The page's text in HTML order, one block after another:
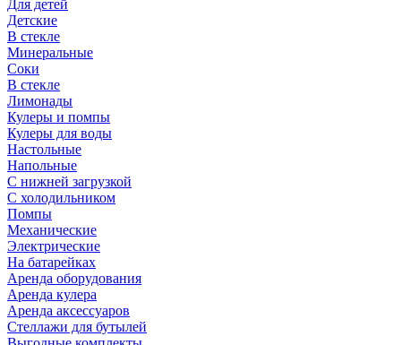
Для детей
Детские
В стекле
Минеральные
Соки
В стекле
Лимонады
Кулеры и помпы
Кулеры для воды
Настольные
Напольные
С нижней загрузкой
С холодильником
Помпы
Механические
Электрические
На батарейках
Аренда оборудования
Аренда кулера
Аренда аксессуаров
Стеллажи для бутылей